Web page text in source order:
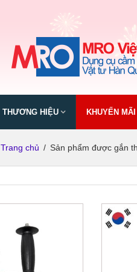
THƯƠNG HIỆU KHUYẾN MÃI
Trang chủ / Sản phẩm được gắn